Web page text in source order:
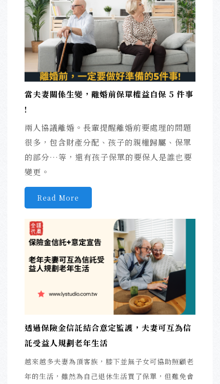
當夫妻關係生變，離婚前保單權益自保 5 件事
!
兩人協議離婚。長輩提醒離婚前要處理的問題
很多，包含財產分配、孩子的親權歸屬、保單
的部分…等，還有孩子保單的要保人是誰也要
變更。
Read More
透過保險金信託結合意定監護，夫妻可互為信
託受益人規劃老年生活
越來越多夫妻為頂客族，膝下並無子女可協助照顧老
年的生活，雖然為自己退休生活買了保單，但難免會